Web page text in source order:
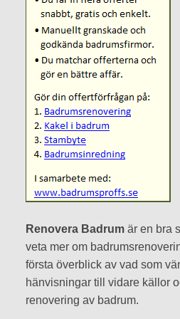
Renovera Badrum är en bra
veta mer om
första överblick av vad som
hänvisningar till vidare källor
renovering av badrum.